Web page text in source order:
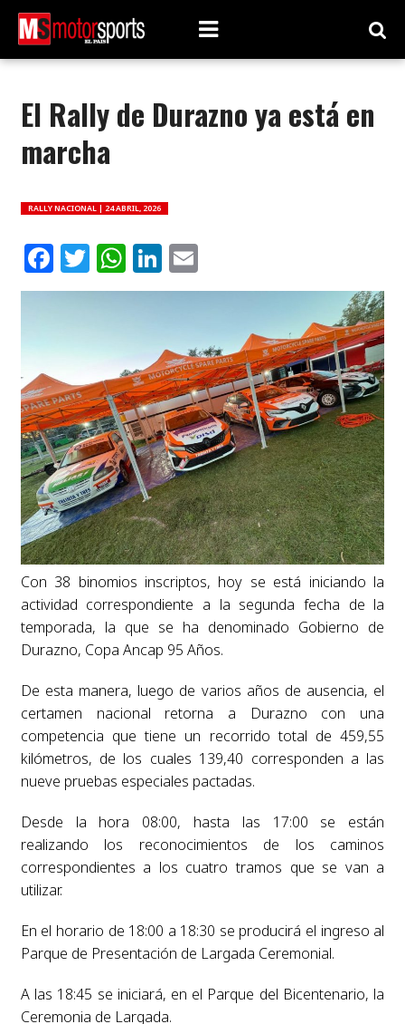
El Rally de Durazno ya está en
marcha
RALLY NACIONAL | 24 ABRIL, 2026
Facebook
Twitter
WhatsApp
LinkedIn
Email
Con 38 binomios inscriptos, hoy se está iniciando la
actividad correspondiente a la segunda fecha de la
temporada, la que se ha denominado Gobierno de
Durazno, Copa Ancap 95 Años.
De esta manera, luego de varios años de ausencia, el
certamen nacional retorna a Durazno con una
competencia que tiene un recorrido total de 459,55
kilómetros, de los cuales 139,40 corresponden a las
nueve pruebas especiales pactadas.
Desde la hora 08:00, hasta las 17:00 se están
realizando los reconocimientos de los caminos
correspondientes a los cuatro tramos que se van a
utilizar.
En el horario de 18:00 a 18:30 se producirá el ingreso al
Parque de Presentación de Largada Ceremonial.
A las 18:45 se iniciará, en el Parque del Bicentenario, la
Ceremonia de Largada.